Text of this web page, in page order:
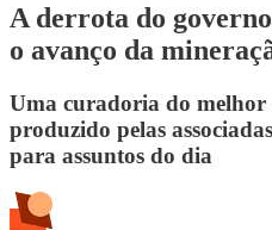
A derrota do
o avanço da
Uma curadoria do
produzido pelas
para assuntos do dia